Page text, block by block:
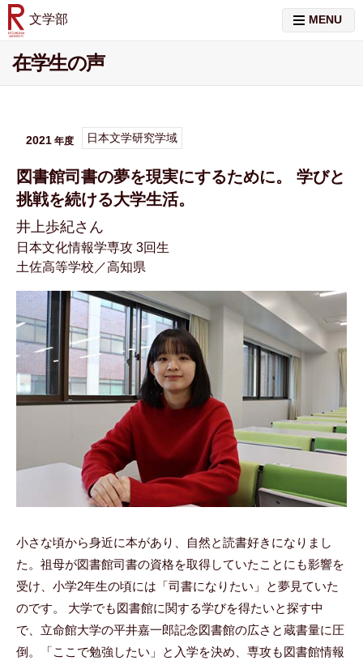
文学部 MENU
在学生の声
2021 日本文学研究学域
図書館司書の夢を現実にするために。 学びと
挑戦を続ける大学生活。
井上歩紀さん
日本文化情報学専攻 3回生
土佐高等学校／高知県
小さな頃から身近に本があり、自然と読書好きになりまし
た。祖母が図書館司書の資格を取得していたことにも影響を
受け、小学2年生の頃には「司書になりたい」と夢見ていた
のです。 大学でも図書館に関する学びを得たいと探す中
で、立命館大学の平井嘉一郎記念図書館の広さと蔵書量に圧
倒。「ここで勉強したい」と入学を決め、専攻も図書館情報